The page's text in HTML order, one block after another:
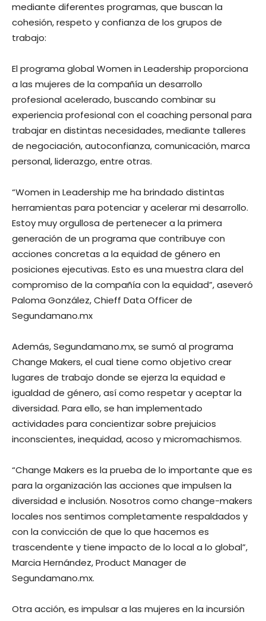
mediante diferentes programas, que buscan la
cohesión, respeto y confianza de los grupos de
trabajo:
El programa global Women in Leadership proporciona
a las mujeres de la compañía un desarrollo
profesional acelerado, buscando combinar su
experiencia profesional con el coaching personal para
trabajar en distintas necesidades, mediante talleres
de negociación, autoconfianza, comunicación, marca
personal, liderazgo, entre otras.
“Women in Leadership me ha brindado distintas
herramientas para potenciar y acelerar mi desarrollo.
Estoy muy orgullosa de pertenecer a la primera
generación de un programa que contribuye con
acciones concretas a la equidad de género en
posiciones ejecutivas. Esto es una muestra clara del
compromiso de la compañía con la equidad”, aseveró
Paloma González, Chieff Data Officer de
Segundamano.mx
Además, Segundamano.mx, se sumó al programa
Change Makers, el cual tiene como objetivo crear
lugares de trabajo donde se ejerza la equidad e
igualdad de género, así como respetar y aceptar la
diversidad. Para ello, se han implementado
actividades para concientizar sobre prejuicios
inconscientes, inequidad, acoso y micromachismos.
“Change Makers es la prueba de lo importante que es
para la organización las acciones que impulsen la
diversidad e inclusión. Nosotros como change-makers
locales nos sentimos completamente respaldados y
con la convicción de que lo que hacemos es
trascendente y tiene impacto de lo local a lo global”,
Marcia Hernández, Product Manager de
Segundamano.mx.
Otra acción, es impulsar a las mujeres en la incursión